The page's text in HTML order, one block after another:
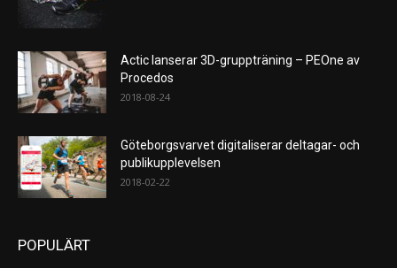
Actic lanserar 3D-gruppträning – PEOne av
Procedos
2018-08-24
Göteborgsvarvet digitaliserar deltagar- och
publikupplevelsen
2018-02-22
POPULÄRT